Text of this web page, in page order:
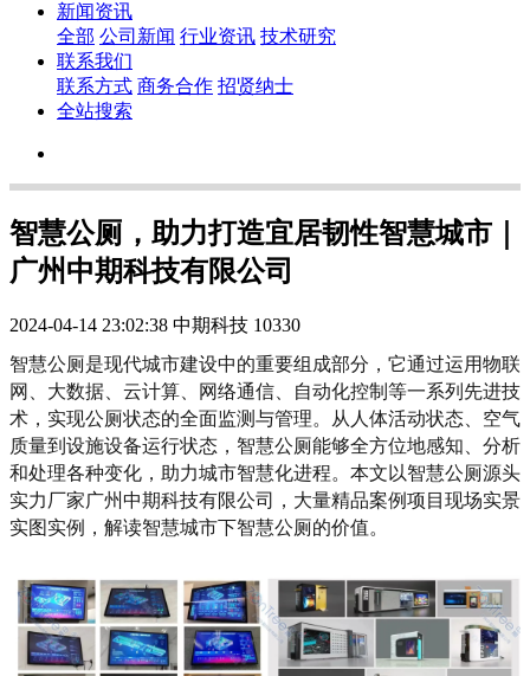
新闻资讯
全部 公司新闻 行业资讯 技术研究
联系我们
联系方式 商务合作 招贤纳士
全站搜索
智慧公厕，助力打造宜居韧性智慧城市｜
广州中期科技有限公司
2024-04-14 23:02:38 中期科技 10330
智慧公厕是现代城市建设中的重要组成部分，它通过运用物联
网、大数据、云计算、网络通信、自动化控制等一系列先进技
术，实现公厕状态的全面监测与管理。从人体活动状态、空气
质量到设施设备运行状态，智慧公厕能够全方位地感知、分析
和处理各种变化，助力城市智慧化进程。本文以智慧公厕源头
实力厂家广州中期科技有限公司，大量精品案例项目现场实景
实图实例，解读智慧城市下智慧公厕的价值。